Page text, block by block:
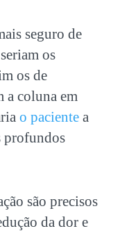
seguro de
os
os de
a coluna em
o pacientea
profundos
são precisos
da dor e